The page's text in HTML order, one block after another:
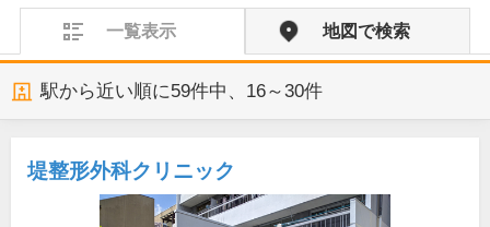
一覧表示 地図で検索
駅から近い順に59件中、 16～30件
堤整形外科クリニック